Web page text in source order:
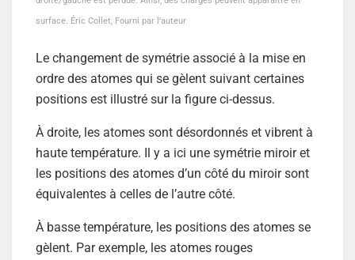
surface. Éric Collet, Fourni par l’auteur
Le changement de symétrie associé à la mise en
ordre des atomes qui se gèlent suivant certaines
positions est illustré sur la figure ci-dessus.
À droite, les atomes sont désordonnés et vibrent à
haute température. Il y a ici une symétrie miroir et
les positions des atomes d’un côté du miroir sont
équivalentes à celles de l’autre côté.
À basse température, les positions des atomes se
gèlent. Par exemple, les atomes rouges